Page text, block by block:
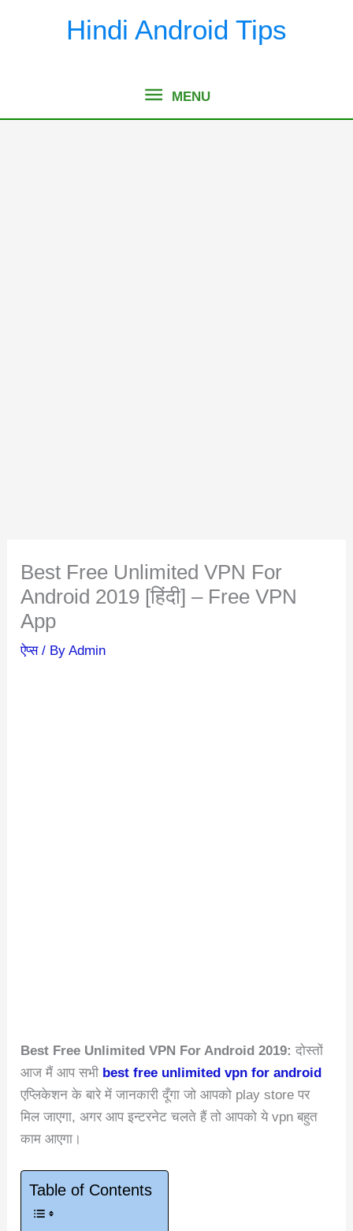
Hindi Android Tips
MENU
MENU
Best Free Unlimited VPN For
Android 2019 [हिंदी] – Free VPN
App
ऐप्स/ ByAdmin
Best Free Unlimited VPN For Android 2019: दोस्तों
आज मैं आप सभी best free unlimited vpn for android
एप्लिकेशन के बारे में जानकारी दूँगा जो आपको play store पर
मिल जाएगा, अगर आप इन्टरनेट चलते हैं तो आपको ये vpn बहुत
काम आएगा।
Table of Contents